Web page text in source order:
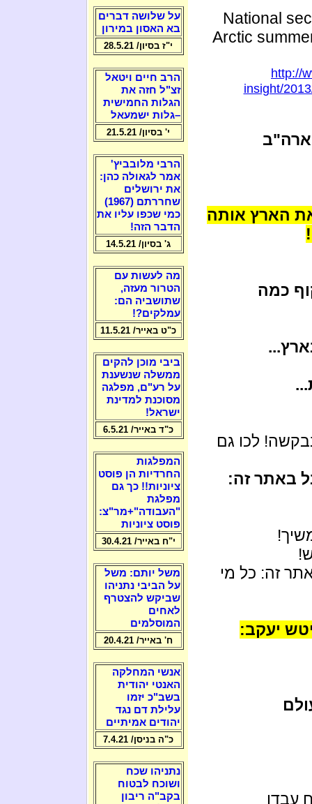
National
Arctic
http://
insight/
2014: קנדה וארה"ב
הארץ אותה
כמה
לכו גם
באתר זה:
זה: כל מי
יעקב:
עבדו
על שלושה דברים
בא האסון במירון
י"ז בסיון/ 28.5.21
הרב חיים ויטאל
זצ"ל חזה את
הגלות החמישית
–גלות ישמעאל
י' בסיון/ 21.5.21
הרבי מלובביץ'
אמר לגאולה כהן:
את ירושלים
שחררתם (1967)
כמי שכפו עליו את
הדבר הזה!
ג' בסיון/ 14.5.21
מה לעשות עם
הטרור מעזה,
שתושביה הם:
עמלקים?!
כ"ט באייר/ 11.5.21
ביבי מוכן להקים
ממשלה שנשענת
על רע"ם, מפלגה
מסוכנת למדינת
ישראל!
כ"ד באייר/ 6.5.21
המפלגות
החרדיות הן פוסט
ציוניות!! כך גם
מפלגת
"העבודה"+מר"צ:
פוסט ציוניות
י"ח באייר/ 30.4.21
משל יותם: משל
על הביבי נתניהו
שביקש להצטרף
לאחים
המוסלמים
ח' באייר/ 20.4.21
אנשי המחלקה
האנטי יהודית
בשב"כ יזמו
עלילת דם נגד
יהודים אמיתיים
כ"ה בניסן/ 7.4.21
נתניהו שכח
ושוכח לבטוח
בקב"ה ריבון